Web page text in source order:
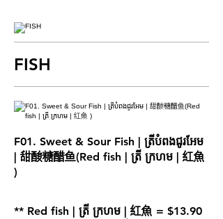
FISH
F01. Sweet & Sour Fish | ត្រីបំពងជូរអែម
| 甜酸糖醋鱼(Red fish | ត្រី ក្រហម | 紅魚
)
** Red fish | ត្រី ក្រហម | 紅魚 = $13.90